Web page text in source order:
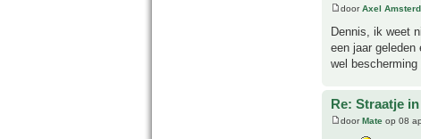
doorAxel
Dennis, ik weet
een jaar
wel bescherming
Re: Straatje
door Mate op 08